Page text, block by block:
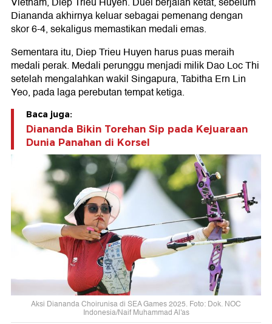
Diananda akhirnya keluar sebagai pemenang dengan
skor 6-4, sekaligus memastikan medali emas.
Sementara itu, Diep Trieu Huyen harus puas meraih
medali perak. Medali perunggu menjadi milik Dao Loc Thi
setelah mengalahkan wakil Singapura, Tabitha Ern Lin
Yeo, pada laga perebutan tempat ketiga.
Baca juga:
Diananda Bikin Torehan Sip pada Kejuaraan
Dunia Panahan di Korsel
Aksi Diananda Choirunisa di SEA Games 2025. Foto: Dok. NOC
Indonesia/Naif Muhammad Al'as